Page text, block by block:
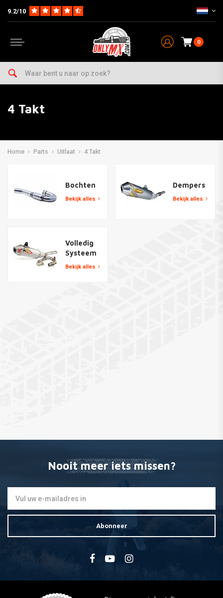
9.2/10
0
4 Takt
Home Parts Uitlaat 4 Takt
Bochten
Bekijk alles
Dempers
Bekijk alles
Volledig
Systeem
Bekijk alles
Nooit meer iets missen?
Abonneer